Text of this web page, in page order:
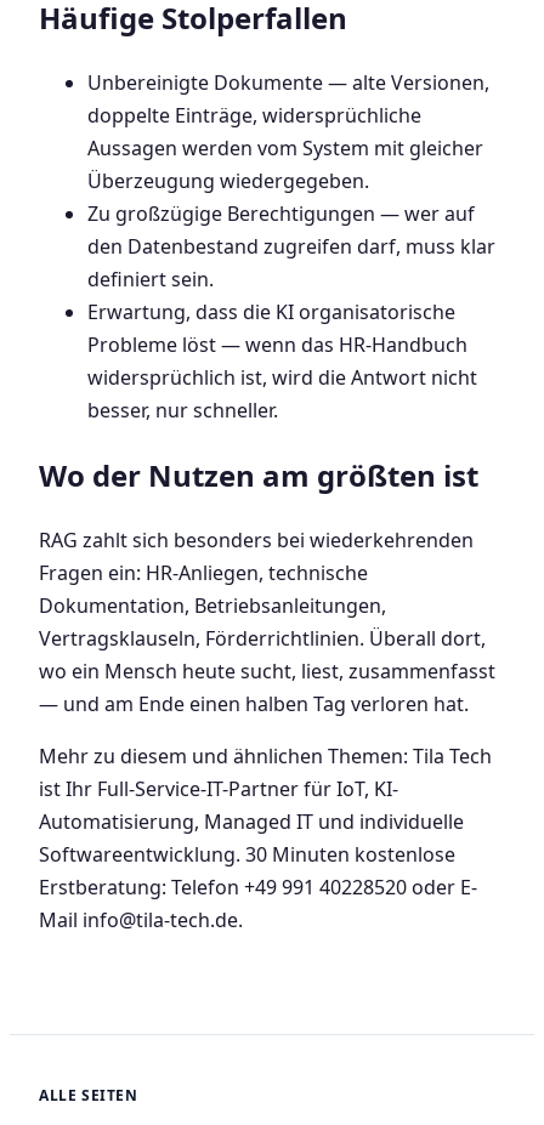
Häufige Stolperfallen
Unbereinigte Dokumente — alte Versionen,
doppelte Einträge, widersprüchliche
Aussagen werden vom System mit gleicher
Überzeugung wiedergegeben.
Zu großzügige Berechtigungen — wer auf
den Datenbestand zugreifen darf, muss klar
definiert sein.
Erwartung, dass die KI organisatorische
Probleme löst — wenn das HR-Handbuch
widersprüchlich ist, wird die Antwort nicht
besser, nur schneller.
Wo der Nutzen am größten ist
RAG zahlt sich besonders bei wiederkehrenden
Fragen ein: HR-Anliegen, technische
Dokumentation, Betriebsanleitungen,
Vertragsklauseln, Förderrichtlinien. Überall dort,
wo ein Mensch heute sucht, liest, zusammenfasst
— und am Ende einen halben Tag verloren hat.
Mehr zu diesem und ähnlichen Themen: Tila Tech
ist Ihr Full-Service-IT-Partner für IoT, KI-
Automatisierung, Managed IT und individuelle
Softwareentwicklung. 30 Minuten kostenlose
Erstberatung: Telefon +49 991 40228520 oder E-
Mail info@tila-tech.de.
ALLE SEITEN